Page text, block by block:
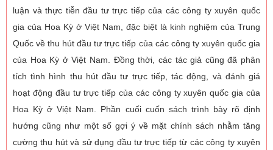
luận và thực tiễn đầu tư trực tiếp của các công ty xuyên quốc
gia của Hoa Kỳ ở Việt Nam, đặc biệt là kinh nghiệm của Trung
Quốc về thu hút đầu tư trực tiếp của các công ty xuyên quốc gia
của Hoa Kỳ ở Việt Nam. Đồng thời, các tác giả cũng đã phân
tích tình hình thu hút đầu tư trực tiếp, tác động, và đánh giá
hoạt động đầu tư trực tiếp của các công ty xuyên quốc gia của
Hoa Kỳ ở Việt Nam. Phần cuối cuốn sách trình bày rõ định
hướng cũng như một số gợi ý về mặt chính sách nhằm tăng
cường thu hút và sử dụng đầu tư trực tiếp từ các công ty xuyên